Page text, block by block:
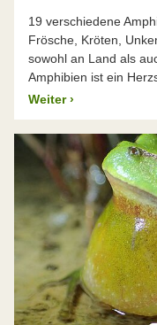
19 verschiedene
Frösche, Kröten,
sowohl an Land als
Amphibien ist ein
Weiter ›